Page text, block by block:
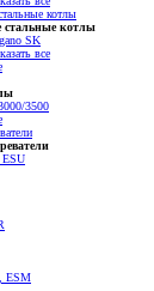
котлы
котлы
SK
все
3500
ESM